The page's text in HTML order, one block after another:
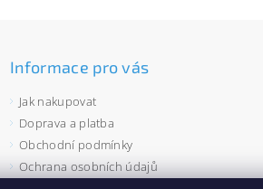
Informace pro vás
Jak nakupovat
Doprava a platba
Obchodní podmínky
Ochrana osobních údajů